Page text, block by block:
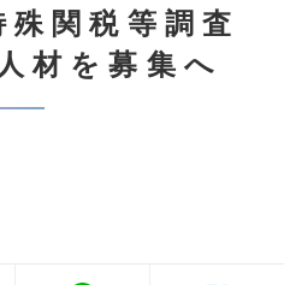
関税等調査
材を募集へ